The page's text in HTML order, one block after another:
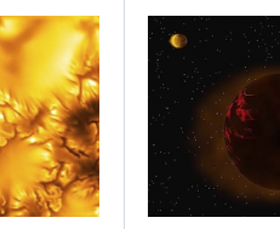
გადახედვა